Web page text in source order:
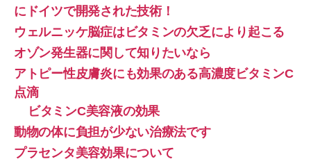
にドイツで開発された技術！
ウェルニッケ脳症はビタミンの欠乏により起こる
オゾン発生器に関して知りたいなら
アトピー性皮膚炎にも効果のある高濃度ビタミンC
点滴
ビタミンC美容液の効果
動物の体に負担が少ない治療法です
プラセンタ美容効果について